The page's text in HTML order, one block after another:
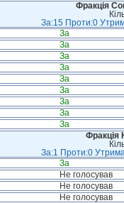
Фракція
За:15 Проти:0
За
За
За
За
За
За
За
За
За
Фракція
За:1 Проти:0
За
Не голосував
Не голосував
Не голосував